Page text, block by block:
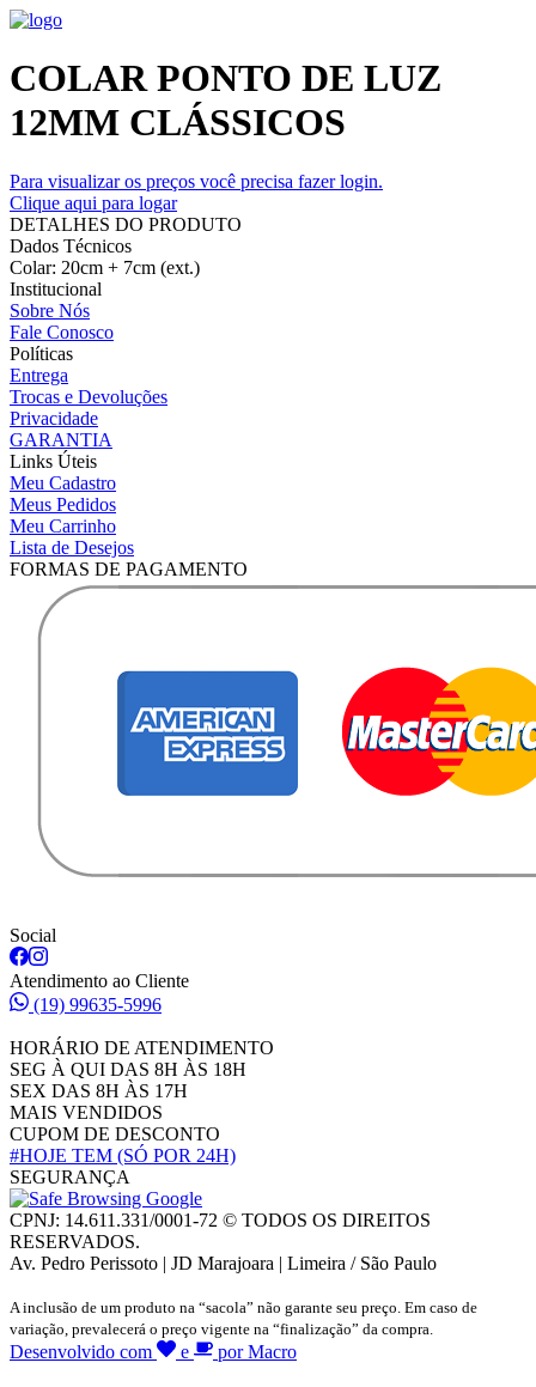
COLAR PONTO DE LUZ
12MM CLÁSSICOS
Para visualizar os preços você precisa fazer login.
Clique aqui para logar
DETALHES DO PRODUTO
Dados Técnicos
Colar: 20cm + 7cm (ext.)
Institucional
Sobre Nós
Fale Conosco
Políticas
Entrega
Trocas e Devoluções
Privacidade
GARANTIA
Links Úteis
Meu Cadastro
Meus Pedidos
Meu Carrinho
Lista de Desejos
FORMAS DE PAGAMENTO
Social
Atendimento ao Cliente
(19) 99635-5996
HORÁRIO DE ATENDIMENTO
SEG À QUI DAS 8H ÀS 18H
SEX DAS 8H ÀS 17H
MAIS VENDIDOS
CUPOM DE DESCONTO
#HOJE TEM (SÓ POR 24H)
SEGURANÇA
CPNJ: 14.611.331/0001-72 © TODOS OS DIREITOS
RESERVADOS.
Av. Pedro Perissoto | JD Marajoara | Limeira / São Paulo
A inclusão de um produto na “sacola” não garante seu preço. Em caso de
variação, prevalecerá o preço vigente na “finalização” da compra.
Desenvolvido com e por Macro